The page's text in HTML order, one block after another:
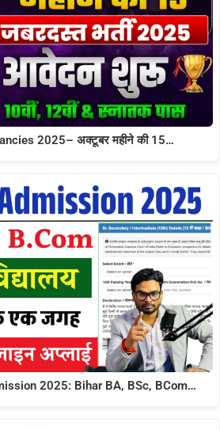
2025– अक्टूबर महीने की 15…
2025: Bihar BA, BSc, BCom…